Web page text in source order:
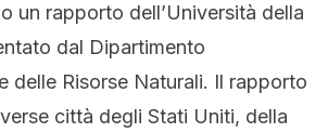
un rapporto dell’Università della
dal Dipartimento
delle Risorse Naturali. Il rapporto
città degli Stati Uniti, della